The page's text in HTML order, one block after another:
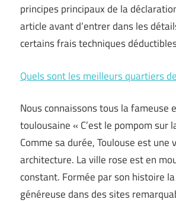
principes principaux de la
article avant d’entrer dans les
certains frais techniques
Quels sont les meilleurs quartiers
Nous connaissons tous la fameuse
toulousaine « C’est le pompom sur
Comme sa durée, Toulouse est une
architecture. La ville rose est en
constant. Formée par son histoire
généreuse dans des sites